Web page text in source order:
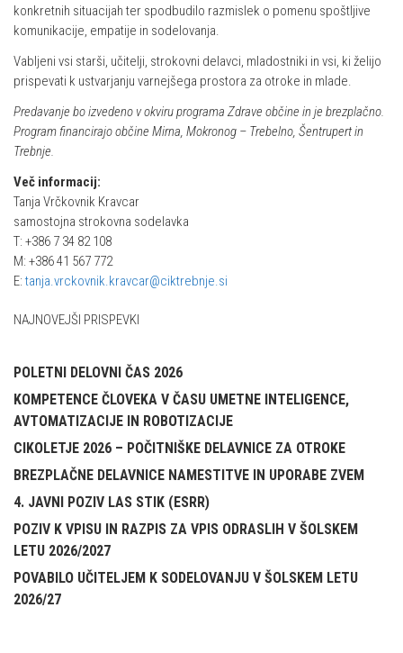
konkretnih situacijah ter spodbudilo razmislek o pomenu spoštljive
komunikacije, empatije in sodelovanja.
Vabljeni vsi starši, učitelji, strokovni delavci, mladostniki in vsi, ki želijo
prispevati k ustvarjanju varnejšega prostora za otroke in mlade.
Predavanje bo izvedeno v okviru programa Zdrave občine in je brezplačno.
Program financirajo občine Mirna, Mokronog – Trebelno, Šentrupert in
Trebnje.
Več informacij:
Tanja Vrčkovnik Kravcar
samostojna strokovna sodelavka
T: +386 7 34 82 108
M: +386 41 567 772
E: tanja.vrckovnik.kravcar@ciktrebnje.si
NAJNOVEJŠI PRISPEVKI
POLETNI DELOVNI ČAS 2026
KOMPETENCE ČLOVEKA V ČASU UMETNE INTELIGENCE,
AVTOMATIZACIJE IN ROBOTIZACIJE
CIKOLETJE 2026 – POČITNIŠKE DELAVNICE ZA OTROKE
BREZPLAČNE DELAVNICE NAMESTITVE IN UPORABE ZVEM
4. JAVNI POZIV LAS STIK (ESRR)
POZIV K VPISU IN RAZPIS ZA VPIS ODRASLIH V ŠOLSKEM
LETU 2026/2027
POVABILO UČITELJEM K SODELOVANJU V ŠOLSKEM LETU
2026/27